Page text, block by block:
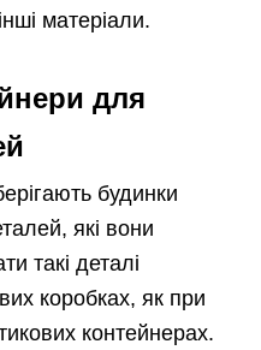
матеріали.
для
будинки
які вони
такі деталі
коробках, як при
контейнерах.